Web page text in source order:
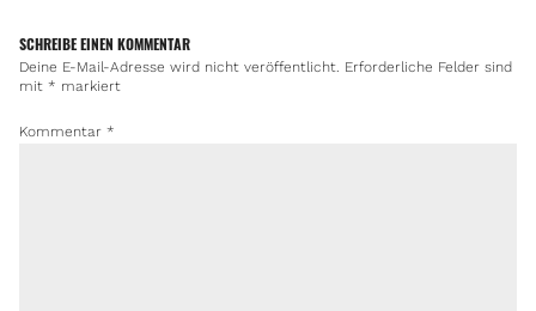
SCHREIBE EINEN KOMMENTAR
Deine E-Mail-Adresse wird nicht veröffentlicht. Erforderliche Felder sind
mit* markiert
Kommentar*